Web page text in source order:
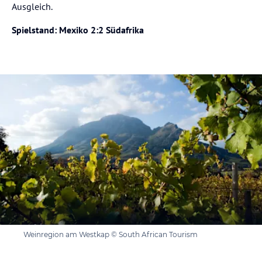
Ausgleich.
Spielstand: Mexiko 2:2 Südafrika
Weinregion am Westkap © South African Tourism